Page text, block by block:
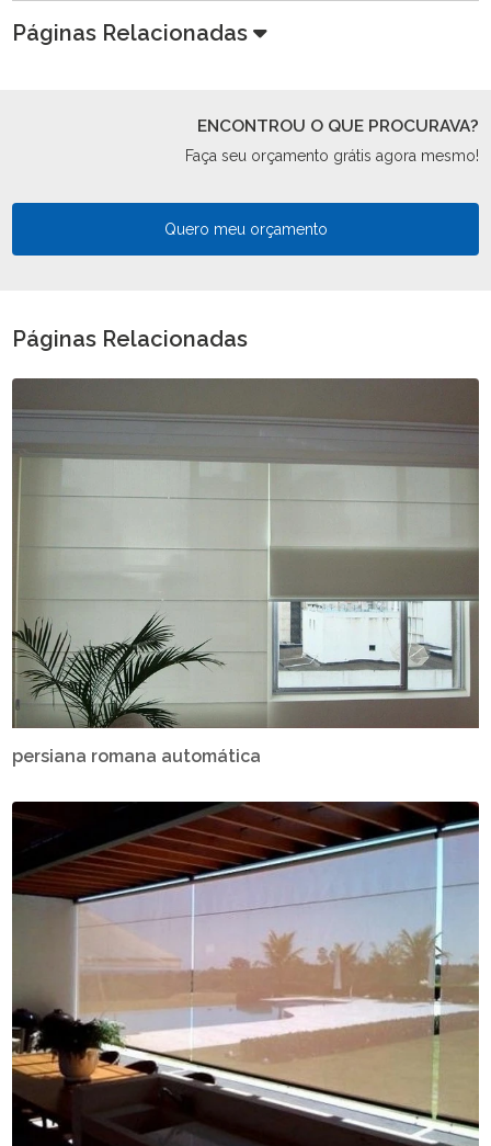
Páginas Relacionadas
ENCONTROU O QUE PROCURAVA?
Faça seu orçamento grátis agora mesmo!
Quero meu orçamento
Páginas Relacionadas
persiana romana automática